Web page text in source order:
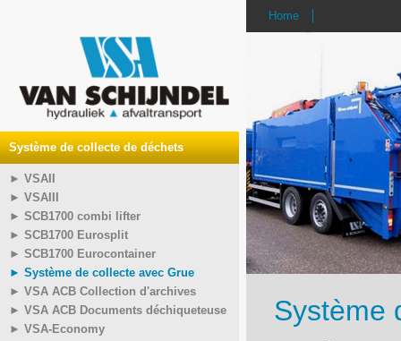
Système de collecte de déchets
► VSAII
► VSAIII
► SCB1700 combi lifter
► SCB1700 Eurosplit
► SCB1700 Eurocontainer
► Système de collecte avec Grue
► VSA ACB Collection d'archives
► VSA ACB Documents déchiqueteuse
► VSA-Economy
Home
Système